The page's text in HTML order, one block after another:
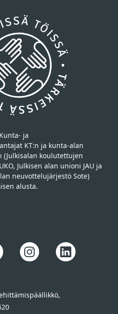
ja
KT:n ja kunta-alan
(Julkisalan koulutettujen
Julkisen alan unioni JAU ja
neuvottelujärjestö Sote)
alusta.